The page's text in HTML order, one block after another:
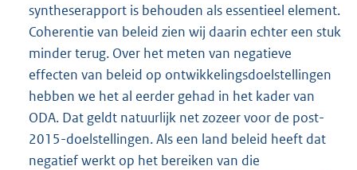
syntheserapport is behouden als essentieel element.
Coherentie van beleid zien wij daarin echter een stuk
minder terug. Over het meten van negatieve
effecten van beleid op ontwikkelingsdoelstellingen
hebben we het al eerder gehad in het kader van
ODA. Dat geldt natuurlijk net zozeer voor de post-
2015-doelstellingen. Als een land beleid heeft dat
negatief werkt op het bereiken van die